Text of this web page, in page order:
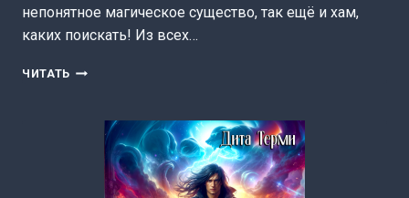
непонятное магическое существо, так ещё и хам,
каких поискать! Из всех…
ЧИТАТЬ РАЗВОД
ХОЗЯЙКА
КОНДИТЕРСКОЙ
ЛАВКИ